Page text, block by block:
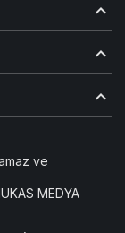
ve
MEDYA